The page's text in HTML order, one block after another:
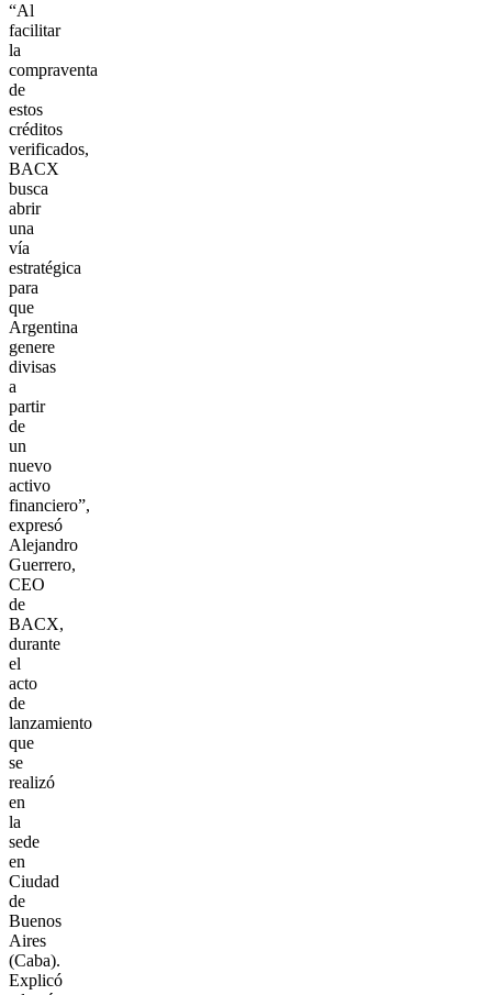
“Al
facilitar
la
compraventa
de
estos
créditos
verificados,
BACX
busca
abrir
una
vía
estratégica
para
que
Argentina
genere
divisas
a
partir
de
un
nuevo
activo
financiero”,
expresó
Alejandro
Guerrero,
CEO
de
BACX,
durante
el
acto
de
lanzamiento
que
se
realizó
en
la
sede
en
Ciudad
de
Buenos
Aires
(Caba).
Explicó